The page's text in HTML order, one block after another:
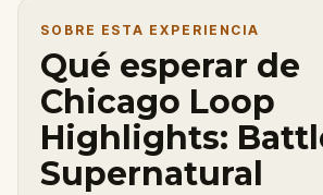
SOBRE ESTA EXPERIENCIA
Qué esperar de
Chicago Loop
Highlights:
Supernatural